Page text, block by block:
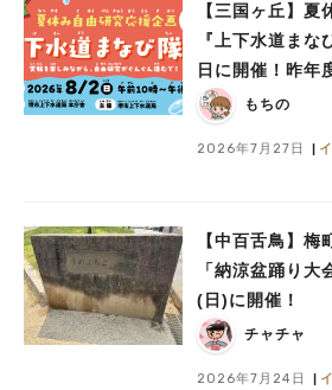
【三国ヶ丘】
『上下水道ま
日に開催！昨年
もちの
2026年7月27日
【中百舌鳥】梅
「納涼盆踊り
(日)に開催！
チャチャ
2026年7月24日